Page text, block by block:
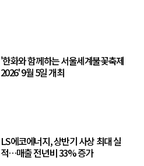
'한화와 함께하는 서울세계불꽃축제
2026' 9월 5일 개최
LS에코에너지, 상반기 사상 최대 실
적…매출 전년비 33% 증가